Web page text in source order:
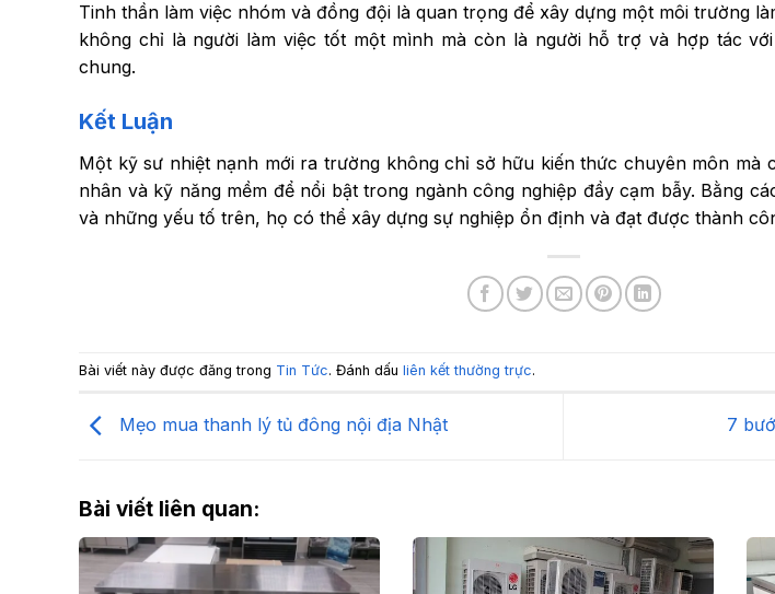
Tinh thần làm việc nhóm và đồng đội là quan trọng để xây dựng một môi trường
không chỉ là người làm việc tốt một mình mà còn là người hỗ trợ và hợp tác
chung.
Kết Luận
Một kỹ sư nhiệt nạnh mới ra trường không chỉ sở hữu kiến thức chuyên môn mà
nhân và kỹ năng mềm để nổi bật trong ngành công nghiệp đầy cạm bẫy. Bằng
và những yếu tố trên, họ có thể xây dựng sự nghiệp ổn định và đạt được thành
Bài viết này được đăng trong Tin Tức. Đánh dấu liên kết thường trực.
Mẹo mua thanh lý tủ đông nội địa Nhật 7
Bài viết liên quan: